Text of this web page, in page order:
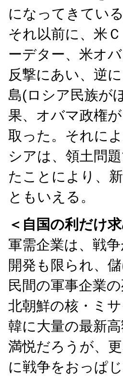
になってきてい
それ以前に、米
ーデター、米オ
反撃にあい、逆
島(ロシア民族が
果、オバマ政権
取った。それに
シアは、領土問
たことにより、
ともいえる。
＜自国の利だけ
軍需企業は、戦
開発も限られ、
民間の軍事企業
北朝鮮の核・ミ
韓に大量の最新
満悦だろうが、
に戦争をおっぱ